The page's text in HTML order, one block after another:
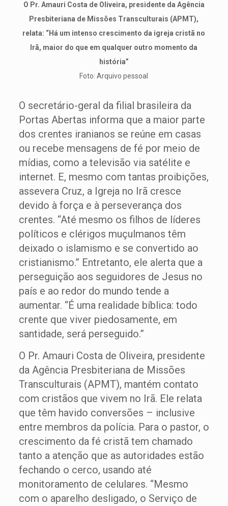
O Pr. Amauri Costa de Oliveira, presidente da Agência
Presbiteriana de Missões Transculturais (APMT),
relata: “Há um intenso crescimento da igreja cristã no
Irã, maior do que em qualquer outro momento da
história”
Foto: Arquivo pessoal
O secretário-geral da filial brasileira da
Portas Abertas informa que a maior parte
dos crentes iranianos se reúne em casas
ou recebe mensagens de fé por meio de
mídias, como a televisão via satélite e
internet. E, mesmo com tantas proibições,
assevera Cruz, a Igreja no Irã cresce
devido à força e à perseverança dos
crentes. “Até mesmo os filhos de líderes
políticos e clérigos muçulmanos têm
deixado o islamismo e se convertido ao
cristianismo.” Entretanto, ele alerta que a
perseguição aos seguidores de Jesus no
país e ao redor do mundo tende a
aumentar. “É uma realidade bíblica: todo
crente que viver piedosamente, em
santidade, será perseguido.”
O Pr. Amauri Costa de Oliveira, presidente
da Agência Presbiteriana de Missões
Transculturais (APMT), mantém contato
com cristãos que vivem no Irã. Ele relata
que têm havido conversões – inclusive
entre membros da polícia. Para o pastor, o
crescimento da fé cristã tem chamado
tanto a atenção que as autoridades estão
fechando o cerco, usando até
monitoramento de celulares. “Mesmo
com o aparelho desligado, o Serviço de